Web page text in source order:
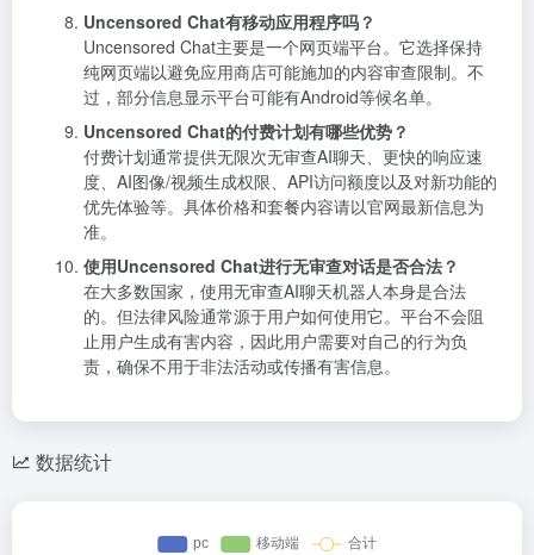
Uncensored Chat有移动应用程序吗？
Uncensored Chat主要是一个网页端平台。它选择保持
纯网页端以避免应用商店可能施加的内容审查限制。不
过，部分信息显示平台可能有Android等候名单。
Uncensored Chat的付费计划有哪些优势？
付费计划通常提供无限次无审查AI聊天、更快的响应速
度、AI图像/视频生成权限、API访问额度以及对新功能的
优先体验等。具体价格和套餐内容请以官网最新信息为
准。
使用Uncensored Chat进行无审查对话是否合法？
在大多数国家，使用无审查AI聊天机器人本身是合法
的。但法律风险通常源于用户如何使用它。平台不会阻
止用户生成有害内容，因此用户需要对自己的行为负
责，确保不用于非法活动或传播有害信息。
数据统计